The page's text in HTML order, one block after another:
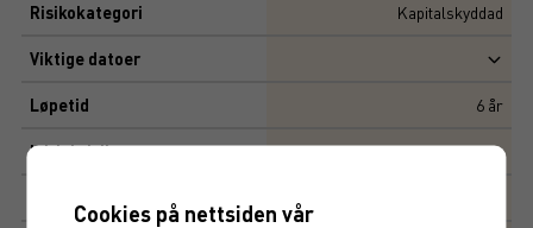
Risikokategori Kapitalskyddad
Viktige datoer
Løpetid 6 år
Initial risiko
Cookies på nettsiden vår